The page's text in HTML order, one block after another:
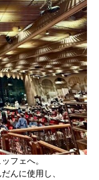
フェへ。
んに使用し、